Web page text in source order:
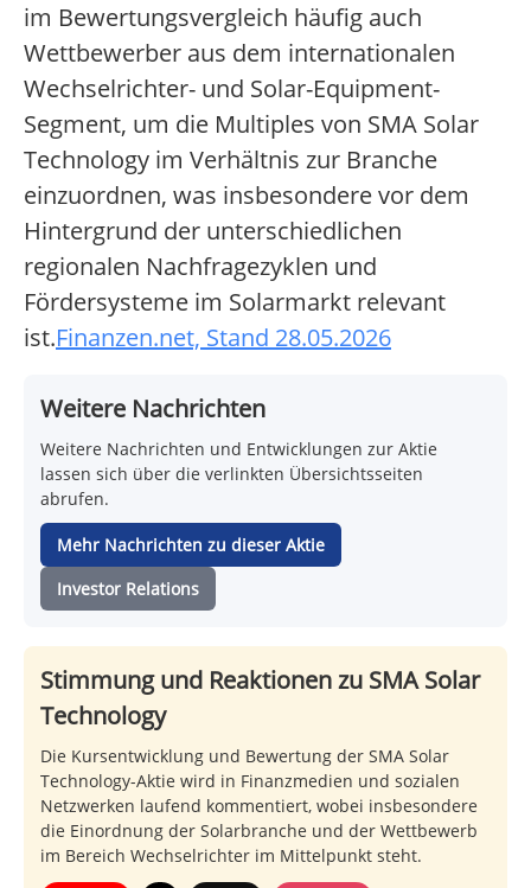
im Bewertungsvergleich häufig auch
Wettbewerber aus dem internationalen
Wechselrichter- und Solar-Equipment-
Segment, um die Multiples von SMA Solar
Technology im Verhältnis zur Branche
einzuordnen, was insbesondere vor dem
Hintergrund der unterschiedlichen
regionalen Nachfragezyklen und
Fördersysteme im Solarmarkt relevant
ist.Finanzen.net, Stand 28.05.2026
Weitere Nachrichten
Weitere Nachrichten und Entwicklungen zur Aktie
lassen sich über die verlinkten Übersichtsseiten
abrufen.
Mehr Nachrichten zu dieser Aktie
Investor Relations
Stimmung und Reaktionen zu SMA Solar
Technology
Die Kursentwicklung und Bewertung der SMA Solar
Technology-Aktie wird in Finanzmedien und sozialen
Netzwerken laufend kommentiert, wobei insbesondere
die Einordnung der Solarbranche und der Wettbewerb
im Bereich Wechselrichter im Mittelpunkt steht.